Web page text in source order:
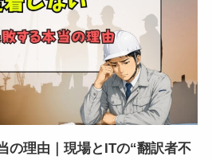
の理由｜現場とITの“翻訳者不